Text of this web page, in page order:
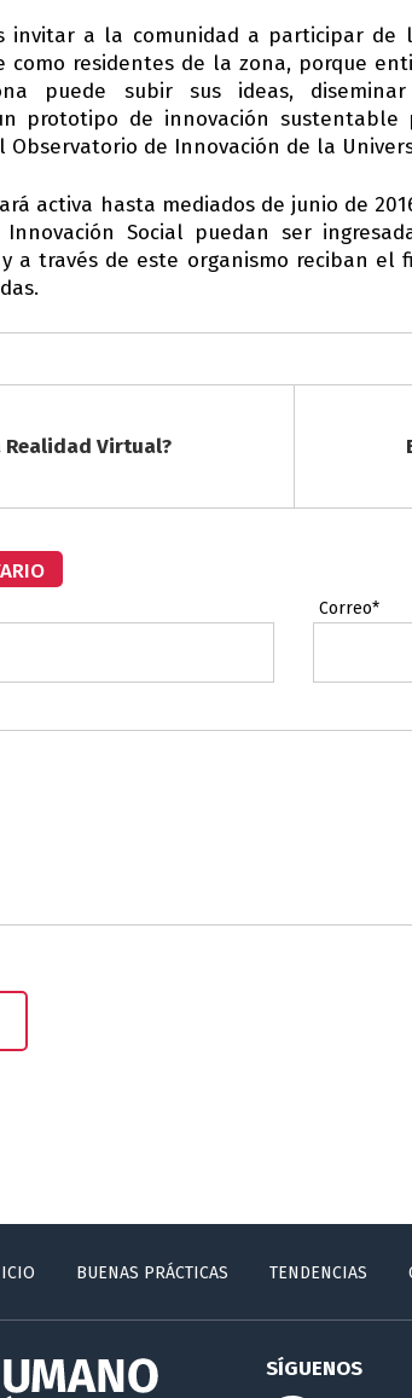
invitar a la comunidad a participar de
como residentes de la zona, porque
puede subir sus ideas,
prototipo de innovación sustentable
Observatorio de Innovación de la
activa hasta mediados de junio de
Social puedan ser
a través de este organismo reciban el
Realidad Virtual?
Correo*
BUENAS PRÁCTICAS TENDENCIAS
SÍGUENOS